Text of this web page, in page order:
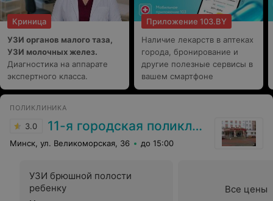
Криница
УЗИ органов малого таза,
УЗИ молочных желез.
Диагностика на аппарате
экспертного класса.
Приложение 103.BY
Наличие лекарств в аптеках
города, бронирование и
другие полезные сервисы в
вашем смартфоне
ПОЛИКЛИНИКА
3.0 11-я городская поликлиника
Минск, ул. Великоморская, 36 до 15:00
УЗИ брюшной полости
ребенку
Все цены